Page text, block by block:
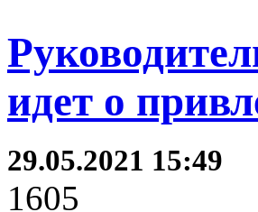
идет о
29.05.2021 15:49
1605